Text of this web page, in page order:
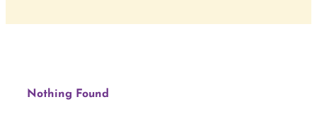
Nothing Found